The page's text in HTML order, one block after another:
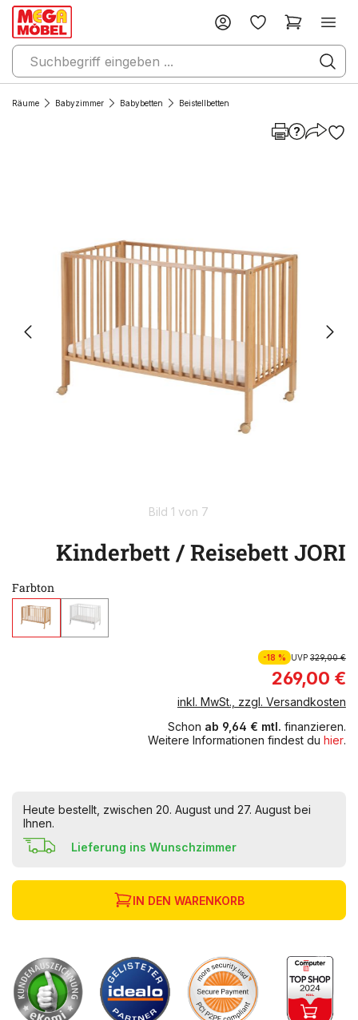
Räume Babyzimmer Babybetten Beistellbetten
Bild 1 von 7
Kinderbett / Reisebett JORI
Farbton
-18 % UVP329,00 €
269,00 €
inkl. MwSt., zzgl. Versandkosten
Schon ab 9,64 € mtl. finanzieren.
Weitere Informationen findest du hier.
Heute bestellt, zwischen 20. August und 27. August bei
Ihnen.
Lieferung ins Wunschzimmer
IN DEN WARENKORB